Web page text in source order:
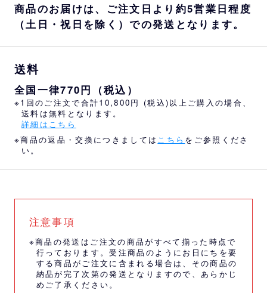
商品のお届けは、ご注文日より約5営業日程度
（土日・祝日を除く）での発送となります。
送料
全国一律770円（税込）
※1回のご注文で合計10,800円 (税込)以上ご購入の場合、
送料は無料となります。
詳細はこちら
※商品の返品・交換につきましては こちら をご参照くださ
い。
注意事項
※商品の発送はご注文の商品がすべて揃った時点で
行っております。受注商品のようにお日にちを要
する商品がご注文に含まれる場合は、その商品の
納品が完了次第の発送となりますので、あらかじ
めご了承ください。